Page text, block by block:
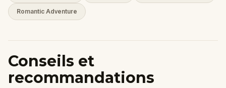
Romantic Adventure
Conseils et
recommandations